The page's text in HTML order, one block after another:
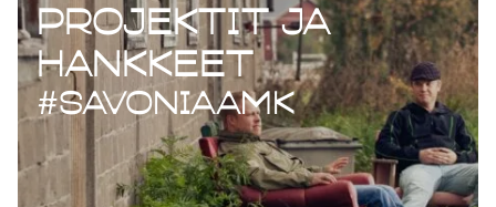
projektit ja
hankkeet
#savoniaAMK